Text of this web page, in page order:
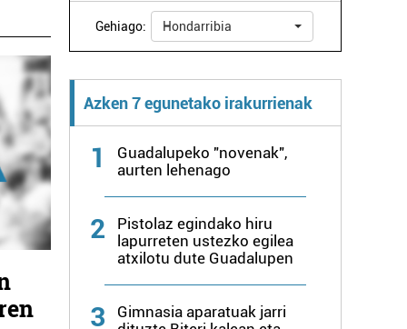
Gehiago: Hondarribia
Azken 7 egunetako irakurrienak
1
Guadalupeko "novenak",
aurten lehenago
2
Pistolaz egindako hiru
lapurreten ustezko egilea
atxilotu dute Guadalupen
3
Gimnasia aparatuak jarri